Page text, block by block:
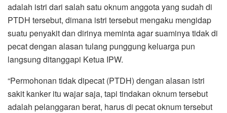
adalah istri dari salah satu oknum anggota yang sudah di
PTDH tersebut, dimana istri tersebut mengaku mengidap
suatu penyakit dan dirinya meminta agar suaminya tidak di
pecat dengan alasan tulang punggung keluarga pun
langsung ditanggapi Ketua IPW.
“Permohonan tidak dipecat (PTDH) dengan alasan istri
sakit kanker itu wajar saja, tapi tindakan oknum tersebut
adalah pelanggaran berat, harus di pecat oknum tersebut